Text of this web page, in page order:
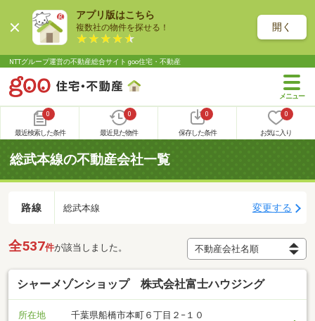
アプリ版はこちら
複数社の物件を探せる！ 開く
NTTグループ運営の不動産総合サイト goo住宅・不動産
0
最近検索した条件
0
最近見た物件
0
保存した条件
0
お気に入り
総武本線の不動産会社一覧
路線 総武本線 変更する
全537件が該当しました。
シャーメゾンショップ 株式会社富士ハウジング
所在地
千葉県船橋市本町６丁目２−１０